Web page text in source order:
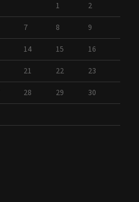
1 2
7 8 9
14 15 16
21 22 23
28 29 30